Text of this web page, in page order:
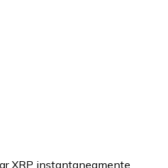
XRP instantaneamente